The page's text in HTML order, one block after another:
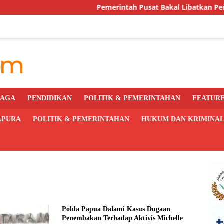
Pemerintah Pusat Bakal Libatkan Pemda Awasi
PENDIDIKAN POLITIK & PEMERINTAHAN
POLITIK & PEMERINTAHAN HUKUM DAN KRIMINAL
Polda Papua Dalami Kasus Dugaan
Penembakan Terhadap Aktivis Michelle